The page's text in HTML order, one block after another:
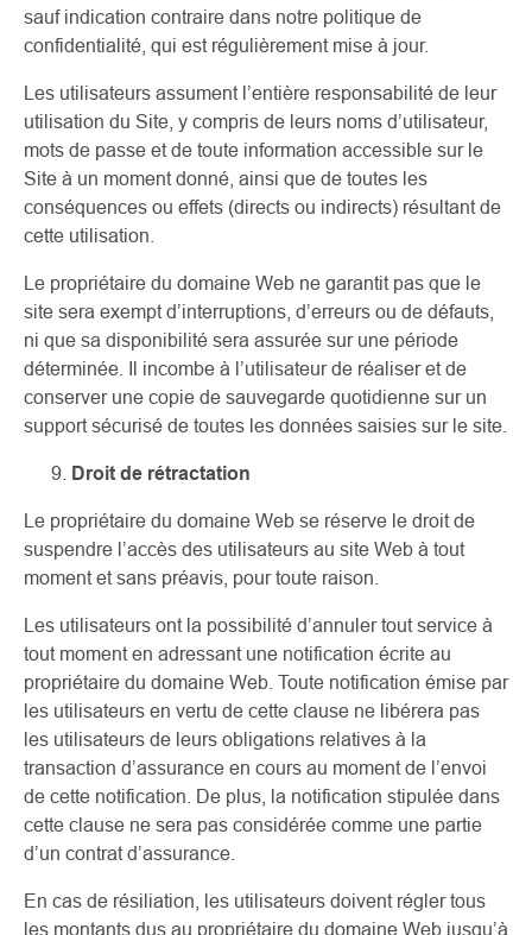
sauf indication contraire dans notre politique de
confidentialité, qui est régulièrement mise à jour.
Les utilisateurs assument l’entière responsabilité de leur
utilisation du Site, y compris de leurs noms d’utilisateur,
mots de passe et de toute information accessible sur le
Site à un moment donné, ainsi que de toutes les
conséquences ou effets (directs ou indirects) résultant de
cette utilisation.
Le propriétaire du domaine Web ne garantit pas que le
site sera exempt d’interruptions, d’erreurs ou de défauts,
ni que sa disponibilité sera assurée sur une période
déterminée. Il incombe à l’utilisateur de réaliser et de
conserver une copie de sauvegarde quotidienne sur un
support sécurisé de toutes les données saisies sur le site.
Droit de rétractation
Le propriétaire du domaine Web se réserve le droit de
suspendre l’accès des utilisateurs au site Web à tout
moment et sans préavis, pour toute raison.
Les utilisateurs ont la possibilité d’annuler tout service à
tout moment en adressant une notification écrite au
propriétaire du domaine Web. Toute notification émise par
les utilisateurs en vertu de cette clause ne libérera pas
les utilisateurs de leurs obligations relatives à la
transaction d’assurance en cours au moment de l’envoi
de cette notification. De plus, la notification stipulée dans
cette clause ne sera pas considérée comme une partie
d’un contrat d’assurance.
En cas de résiliation, les utilisateurs doivent régler tous
les montants dus au propriétaire du domaine Web jusqu’à